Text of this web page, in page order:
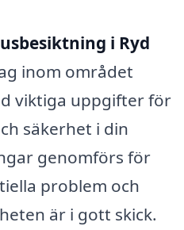
i Ryd
inom området
viktiga uppgifter för
säkerhet i din
genomförs för
problem och
är i gott skick.